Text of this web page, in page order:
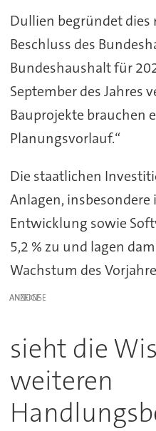
Dullien begründet dies
Beschluss des
Bundeshaushalt für
September des Jahres
Bauprojekte brauchen
Planungsvorlauf.“
Die staatlichen
Anlagen,
Entwicklung sowie
5,2 % zu und lagen
Wachstum des
ANZEIGE
sieht die
weiteren